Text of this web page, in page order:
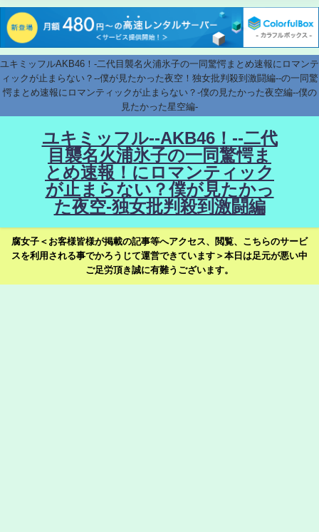
ユキミッフルAKB46！-二代目襲名火浦氷子の一同驚愕まとめ速報にロマンテ
ィックが止まらない？--僕が見たかった夜空！独女批判殺到激闘編--の一同驚
愕まとめ速報にロマンティックが止まらない？-僕の見たかった夜空編--僕の
見たかった星空編-
ユキミッフル--AKB46！--二代
目襲名火浦氷子の一同驚愕ま
とめ速報！にロマンティック
が止まらない？僕が見たかっ
た夜空-独女批判殺到激闘編
腐女子＜お客様皆様が掲載の記事等へアクセス、閲覧、こちらのサービ
スを利用される事でかろうじて運営できています＞本日は足元が悪い中
ご足労頂き誠に有難うございます。